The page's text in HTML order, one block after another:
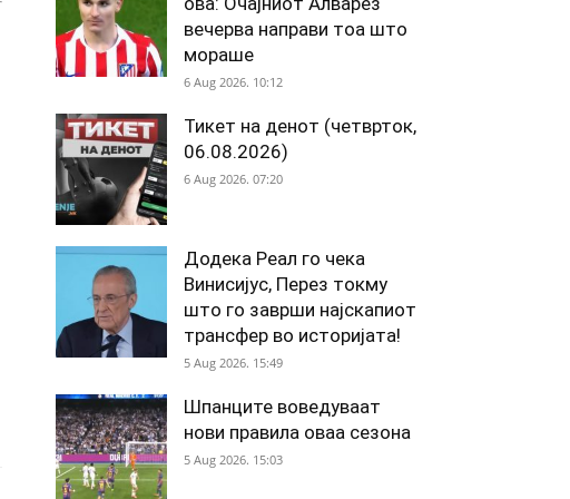
вечерва направи тоа што
мораше
6 Aug 2026. 10:12
Тикет на денот (четврток,
06.08.2026)
6 Aug 2026. 07:20
Додека Реал го чека
Винисијус, Перез токму
што го заврши најскапиот
трансфер во историјата!
5 Aug 2026. 15:49
Шпанците воведуваат
нови правила оваа сезона
5 Aug 2026. 15:03